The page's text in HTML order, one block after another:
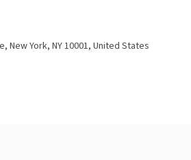
New York, NY 10001, United States